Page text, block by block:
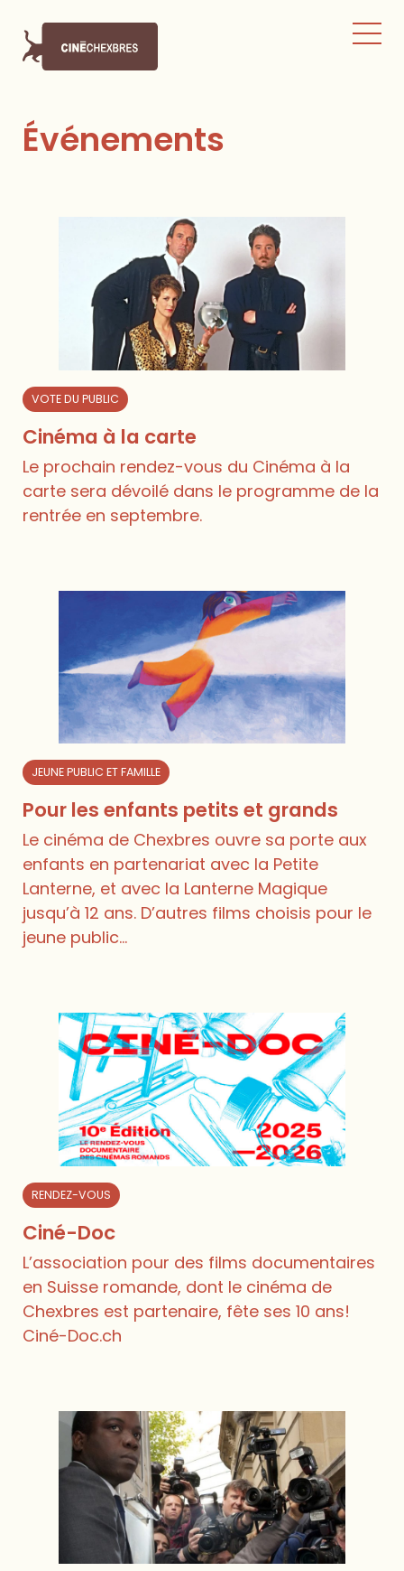
Événements
VOTE DU PUBLIC
Cinéma à la carte
Le prochain rendez-vous du Cinéma à la
carte sera dévoilé dans le programme de la
rentrée en septembre.
JEUNE PUBLIC ET FAMILLE
Pour les enfants petits et grands
Le cinéma de Chexbres ouvre sa porte aux
enfants en partenariat avec la Petite
Lanterne, et avec la Lanterne Magique
jusqu’à 12 ans. D’autres films choisis pour le
jeune public...
RENDEZ-VOUS
Ciné-Doc
L’association pour des films documentaires
en Suisse romande, dont le cinéma de
Chexbres est partenaire, fête ses 10 ans!
Ciné-Doc.ch